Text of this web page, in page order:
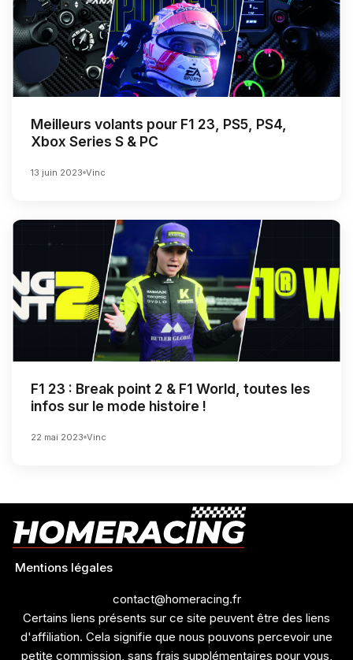
Meilleurs volants pour F1 23, PS5, PS4,
Xbox Series S & PC
13 juin 2023 Vinc
F1 23 : Break point 2 & F1 World, toutes les
infos sur le mode histoire !
22 mai 2023 Vinc
Mentions légales
contact@homeracing.fr
Certains liens présents sur ce site peuvent être des liens
d'affiliation. Cela signifie que nous pouvons percevoir une
petite commission, sans frais supplémentaires pour vous,